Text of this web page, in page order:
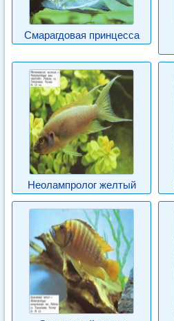
Смарагдовая принцесса
Неолампролог желтый